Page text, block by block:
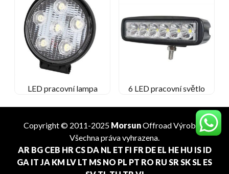
LED pracovní lampa 6 LED pracovní světlo
Copyright © 2011-2025 MorsunOffroadVýrobce.
Všechna práva vyhrazena.
AR BG CEB HR CS DA NL ET FI FR DE EL HE HU IS ID
GA IT JA KM LV LT MS NO PL PT RO RU SR SKSL ES